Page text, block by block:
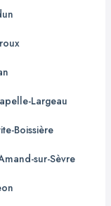
Largeau
Boissière
sur-Sèvre